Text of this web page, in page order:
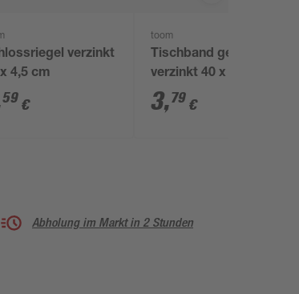
verzinkt
4,5 cm
59 €
toom
Tischband gelb
verzinkt 40 x 180 mm
3,79 €
Abholung im Markt in 2 Stunden